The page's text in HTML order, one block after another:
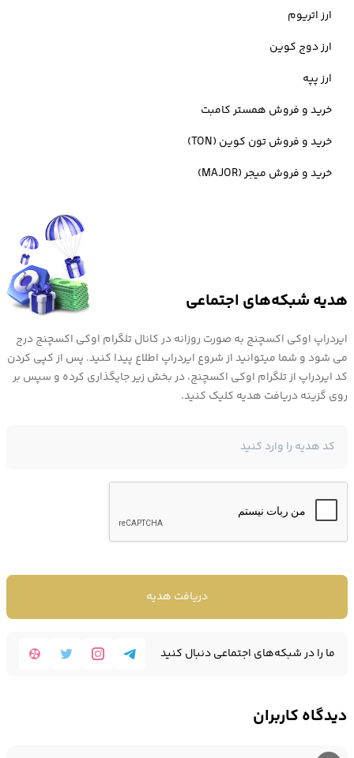
و سفارشخرید ارز پای نتورک
برای ثبت سفارش پس از ورود به تبادل سریع، ابتدا نام ارز پای نتورک یعنی
در نظر داشته باشید علاوه برخرید پای نتورک
خواهد شد.
قیمت پای نتورک
همانطور که می دانید ماهیتارزهای دیجیتالنوسان شدید و عدم ثبات در
قیمت است.
به همین دلیلقیمت پای نتورک در آیندهنیز از این قاعده مستثنی نیست.
برای رصد قیمت پای نتورک لحظه ای می توانید از طریق صرافی اوکی
ارز اتریوم
ارز دوج کوین
ارز پپه
خرید و فروش همستر کامبت
خرید و فروش تون کوین (TON)
خرید و فروش میجر (MAJOR)
هدیه شبکه‌های اجتماعی
ایردراپ اوکی اکسچنج به صورت روزانه در کانال تلگرام اوکی اکسچنج درج
می شود و شما میتوانید از شروع ایردراپ اطلاع پیدا کنید. پس از کپی کردن
کد ایردراپ از تلگرام اوکی اکسچنج، در بخش زیر جایگذاری کرده و سپس بر
روی گزینه دریافت هدیه کلیک کنید.
دریافت هدیه
ما را در شبکه‌های اجتماعی دنبال کنید
دیدگاه کاربران